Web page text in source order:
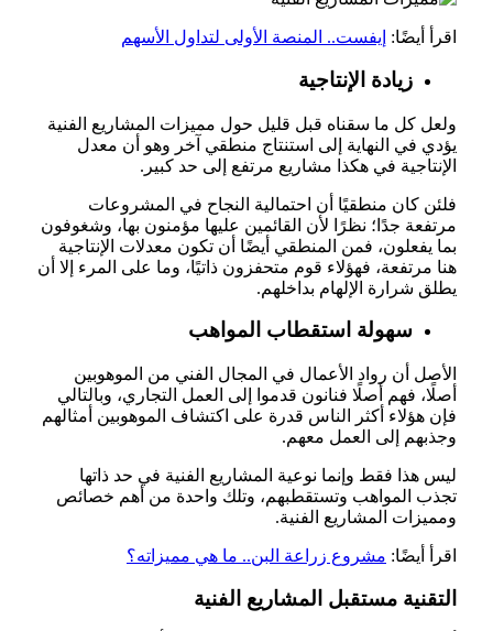
اقرأ أيضًا: إيفست.. المنصة الأولى لتداول الأسهم
زيادة الإنتاجية
ولعل كل ما سقناه قبل قليل حول مميزات المشاريع الفنية
يؤدي في النهاية إلى استنتاج منطقي آخر وهو أن معدل
الإنتاجية في هكذا مشاريع مرتفع إلى حد كبير.
فلئن كان منطقيًا أن احتمالية النجاح في المشروعات
مرتفعة جدًا؛ نظرًا لأن القائمين عليها مؤمنون بها، وشغوفون
بما يفعلون، فمن المنطقي أيضًا أن تكون معدلات الإنتاجية
هنا مرتفعة، فهؤلاء قوم متحفزون ذاتيًا، وما على المرء إلا أن
يطلق شرارة الإلهام بداخلهم.
سهولة استقطاب المواهب
الأصل أن رواد الأعمال في المجال الفني من الموهوبين
أصلًا، فهم أصلًا فنانون قدموا إلى العمل التجاري، وبالتالي
فإن هؤلاء أكثر الناس قدرة على اكتشاف الموهوبين أمثالهم
وجذبهم إلى العمل معهم.
ليس هذا فقط وإنما نوعية المشاريع الفنية في حد ذاتها
تجذب المواهب وتستقطبهم، وتلك واحدة من أهم خصائص
ومميزات المشاريع الفنية.
اقرأ أيضًا: مشروع زراعة البن.. ما هي مميزاته؟
التقنية مستقبل المشاريع الفنية